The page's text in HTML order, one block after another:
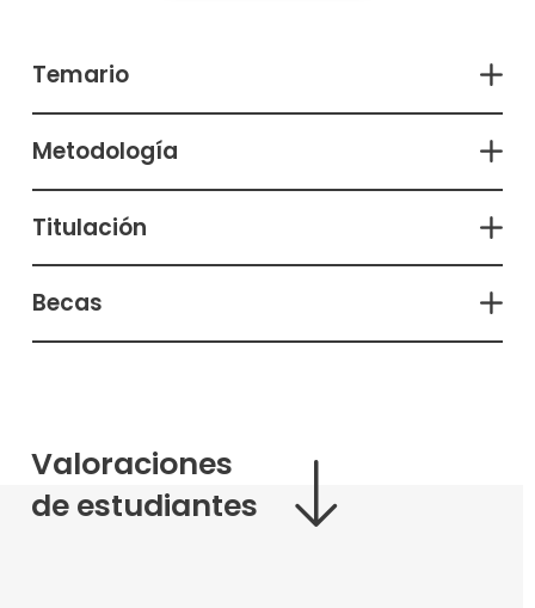
Temario
Metodología
Titulación
Becas
Valoraciones
de estudiantes